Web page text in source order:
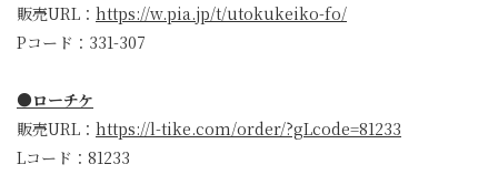
販売URL： https://w.pia.jp/t/utokukeiko-fo/
Pコード：331-307
●ローチケ
販売URL： https://l-tike.com/order/?gLcode=81233
Lコード：81233